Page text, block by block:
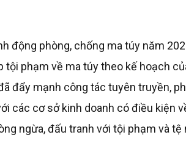
động phòng, chống ma túy năm
tội phạm về ma túy theo kế hoạch
đẩy mạnh công tác tuyên truyền,
các cơ sở kinh doanh có điều kiện
ngừa, đấu tranh với tội phạm và